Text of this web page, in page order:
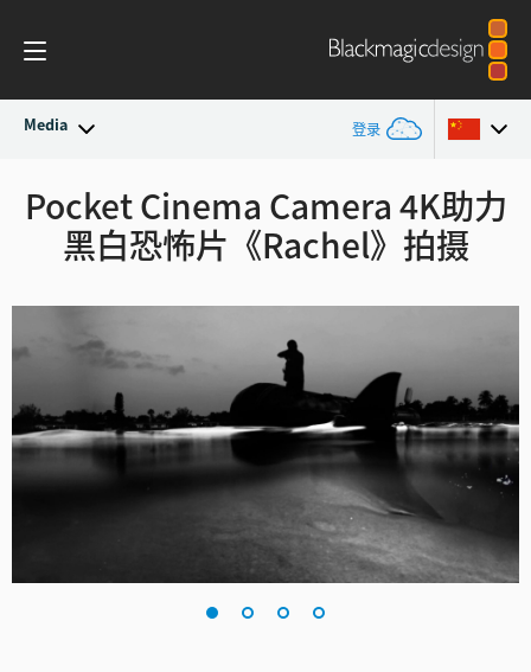
Media 登录
最新动态
新闻存档
Argentina
Australia
Austria
Brazil
Canada
中国
Pocket Cinema Camera 4K助力
黑白恐怖片《Rachel》拍摄